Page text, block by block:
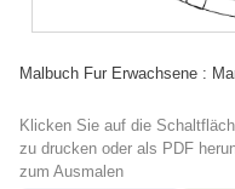
Malbuch Fur Erwachsene :
Klicken Sie auf die
zu drucken oder als PDF
zum Ausmalen